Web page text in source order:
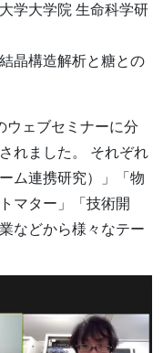
学大学院 生命科学研
晶構造解析と糖との
ウェブセミナーに分
れました。 それぞれ
ム連携研究）」「物
マター」「技術開
などから様々なテー